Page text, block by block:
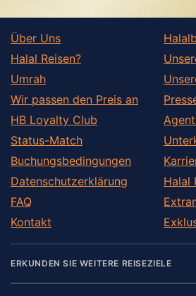
Über Uns
Halal Reisen?
Umrah
Wir passen den Preis an
HB Loyalty Club
Status-Match
Buchungsbedingungen
Datenschutzerklärung
FAQ
Kontakt
Halal
ERKUNDEN SIE WEITERE REISEZIELE